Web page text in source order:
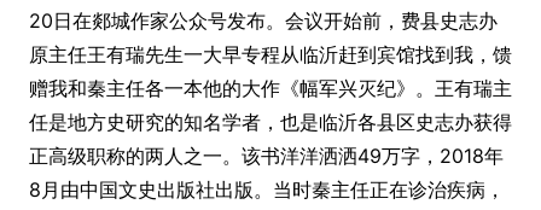
20日在郯城作家公众号发布。会议开始前，费县史志办
原主任王有瑞先生一大早专程从临沂赶到宾馆找到我，馈
赠我和秦主任各一本他的大作《幅军兴灭纪》。王有瑞主
任是地方史研究的知名学者，也是临沂各县区史志办获得
正高级职称的两人之一。该书洋洋洒洒49万字，2018年
8月由中国文史出版社出版。当时秦主任正在诊治疾病，